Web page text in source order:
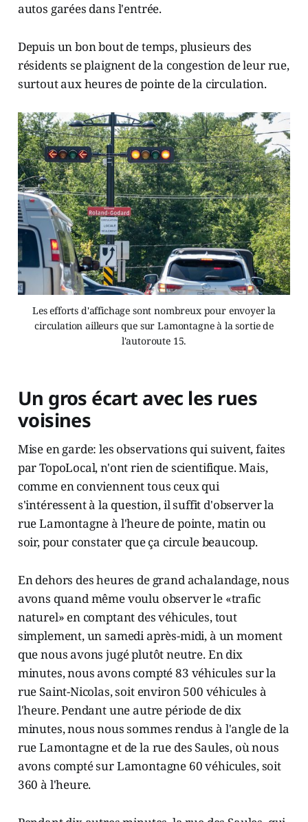
autos garées dans l'entrée.
Depuis un bon bout de temps, plusieurs des
résidents se plaignent de la congestion de leur rue,
surtout aux heures de pointe de la circulation.
Les efforts d'affichage sont nombreux pour envoyer la
circulation ailleurs que sur Lamontagne à la sortie de
l'autoroute 15.
Un gros écart avec les rues
voisines
Mise en garde: les observations qui suivent, faites
par TopoLocal, n'ont rien de scientifique. Mais,
comme en conviennent tous ceux qui
s'intéressent à la question, il suffit d'observer la
rue Lamontagne à l'heure de pointe, matin ou
soir, pour constater que ça circule beaucoup.
En dehors des heures de grand achalandage, nous
avons quand même voulu observer le «trafic
naturel» en comptant des véhicules, tout
simplement, un samedi après-midi, à un moment
que nous avons jugé plutôt neutre. En dix
minutes, nous avons compté 83 véhicules sur la
rue Saint-Nicolas, soit environ 500 véhicules à
l'heure. Pendant une autre période de dix
minutes, nous nous sommes rendus à l'angle de la
rue Lamontagne et de la rue des Saules, où nous
avons compté sur Lamontagne 60 véhicules, soit
360 à l'heure.